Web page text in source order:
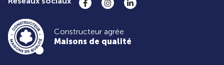
Constructeur agrée
Maisons de qualité